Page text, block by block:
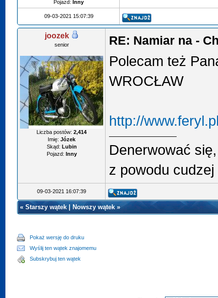
Pojazd: Inny
09-03-2021 15:07:39
joozek
senior
Liczba postów:2,414
Imię: Józek
Skąd: Lubin
Pojazd: Inny
RE: Namiar na -
Polecam też
WROCŁAW
http://
Denerwować
z powodu cudzej
09-03-2021 16:07:39
«Starszy wątek Nowszy wątek»
Pokaż wersję do druku
Wyślij ten wątek znajomemu
Subskrybuj ten wątek